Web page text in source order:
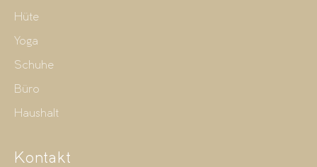
Hüte
Yoga
Schuhe
Büro
Haushalt
Kontakt